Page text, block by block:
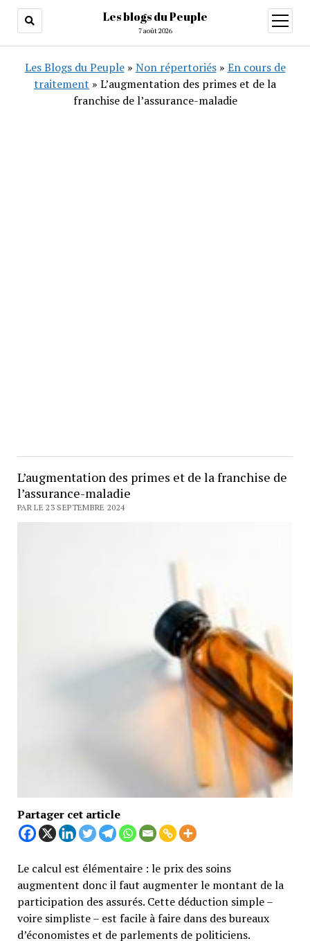
Les blogs du Peuple
7 août 2026
ouvrir
menu
Les Blogs du Peuple» Non répertoriés» En cours de
traitement » L’augmentation des primes et de la
franchise de l’assurance-maladie
L’augmentation des primes et de la franchise de
l’assurance-maladie
PAR LE 23 SEPTEMBRE 2024
Partager cet article
Le calcul est élémentaire : le prix des soins
augmentent donc il faut augmenter le montant de la
participation des assurés. Cette déduction simple –
voire simpliste – est facile à faire dans des bureaux
d’économistes et de parlements de politiciens.